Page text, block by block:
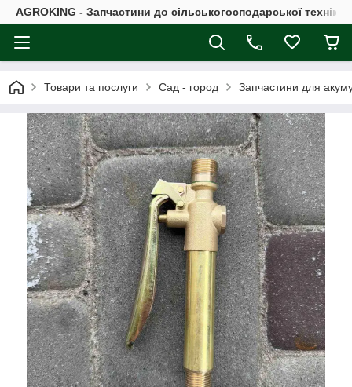
AGROKING - Запчастини до сільськогосподарської
Товари та послуги Сад - город Запчастини для